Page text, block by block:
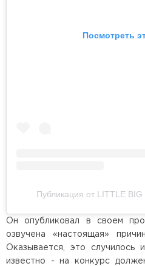
Посмотреть
Публикация от LITTLE
Он опубликовал в своем
озвучена «настоящая»
Оказывается, это случилось
известно - на конкурс